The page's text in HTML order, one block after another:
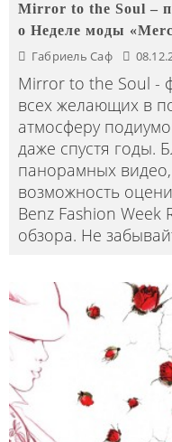
Mirror to the Soul –
о Неделе моды
Габриель Саф
Mirror to the Soul -
всех желающих в
атмосферу
даже спустя годы.
панорамных видео,
возможность
Benz Fashion Week
обзора. Не